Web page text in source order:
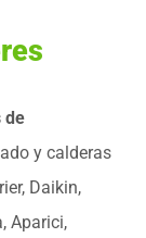
de
y calderas
Daikin,
Aparici,